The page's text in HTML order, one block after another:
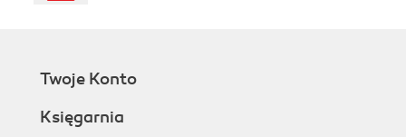
Twoje Konto
Księgarnia